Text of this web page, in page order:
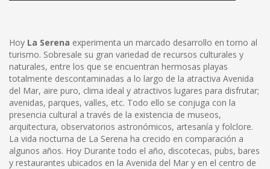
Hoy La Serena experimenta un marcado desarrollo en torno al
turismo. Sobresale su gran variedad de recursos culturales y
naturales, entre los que se encuentran hermosas playas
totalmente descontaminadas a lo largo de la atractiva Avenida
del Mar, aire puro, clima ideal y atractivos lugares para disfrutar;
avenidas, parques, valles, etc. Todo ello se conjuga con la
presencia cultural a través de la existencia de museos,
arquitectura, observatorios astronómicos, artesanía y folclore.
La vida nocturna de La Serena ha crecido en comparación a
algunos años. Hoy Durante todo el año, discotecas, pubs, bares
y restaurantes ubicados en la Avenida del Mar y en el centro de